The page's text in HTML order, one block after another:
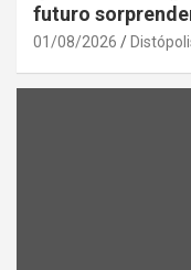
futuro
01/08/2026